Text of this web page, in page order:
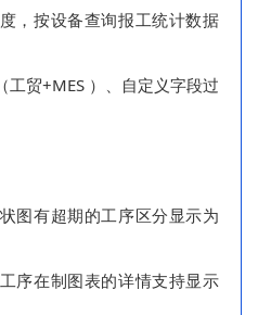
，按设备查询报工统计数据
贸+MES ）、自定义字段过
图有超期的工序区分显示为
序在制图表的详情支持显示